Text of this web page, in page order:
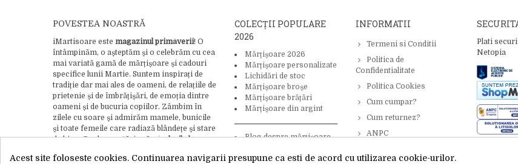
POVESTEA NOASTRĂ
iMartisoare este magazinul primăverii! O
întâmpinăm, o așteptăm și o celebrăm cu cea
mai variată gamă de mărțișoare și cadouri
specifice lunii Martie. Suntem inspirați de
tradiție dar mai ales de oameni, de relațiile de
prietenie și de îmbrățișări, de emoția dintre
oameni și de bucuria copiilor. Zâmbim în
zilele cu soare și admirăm mamele, bunicile
și toate femeile care radiază blândețe și stare
de bine. Credem cu tărie căgândurile bune
și iubire ca ingredient final în crearea
COLECȚII POPULARE
2026
Mărțișoare 2026
Mărțișoare personalizate
Lichidări de stoc
Mărțișoare broșe
Mărțișoare brățări
Mărțișoare din argint
Blog despre mărțișoare –
INFORMATII
Termeni si Conditii
Politica de
Confidentialitate
Politica Cookies
Cum cumpar?
Cum returnez?
ANPC
Plati
Netopia
Acest site foloseste cookies. Continuarea navigarii presupune ca esti de acord cu utilizarea cookie-urilor.